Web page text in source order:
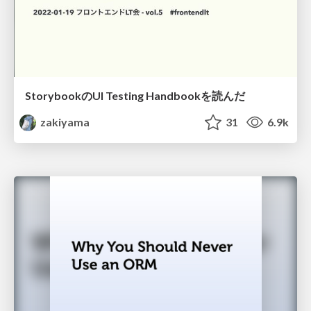
StorybookのUI Testing Handbookを読んだ
zakiyama
31 6.9k